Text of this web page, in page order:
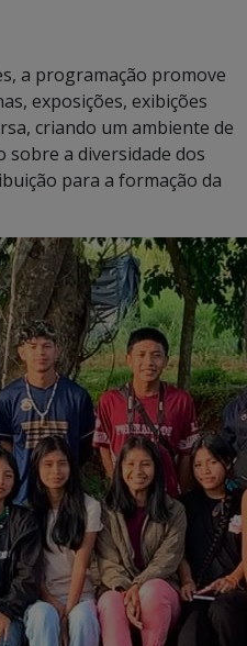
a programação promove
exposições, exibições
criando um ambiente de
a diversidade dos
para a formação da